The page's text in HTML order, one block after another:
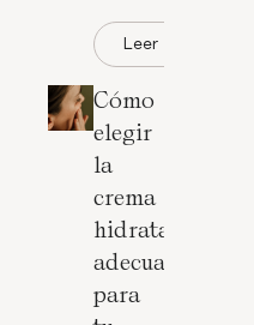
Leer
Cómo
elegir
la
crema
hidratante
adecuada
para